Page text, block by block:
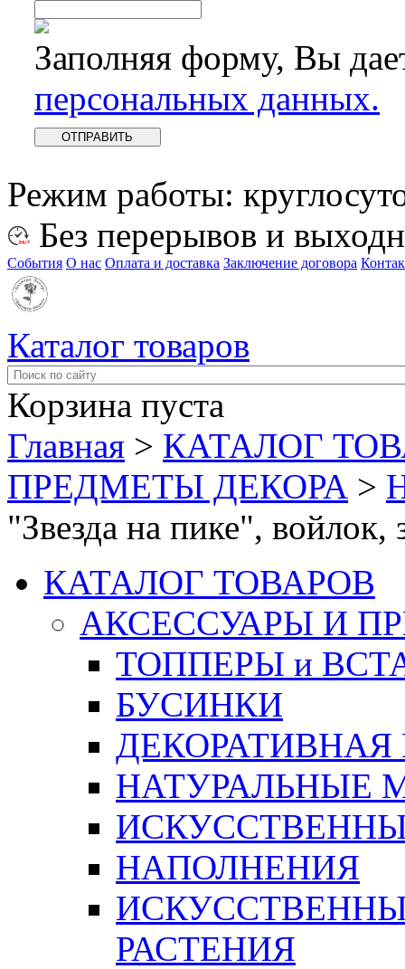
Заполняя форму, Вы
персональных данных.
Режим работы:
Без перерывов и
События О нас Оплата и доставка Заключение договора
Каталог товаров
Корзина пуста
Главная > КАТАЛОГ
ПРЕДМЕТЫ ДЕКОРА >
"Звезда на пике", войлок,
КАТАЛОГ ТОВАРОВ
АКСЕССУАРЫ И
ТОППЕРЫ и
БУСИНКИ
ДЕКОРАТИВНАЯ
НАТУРАЛЬНЫЕ
НАПОЛНЕНИЯ
РАСТЕНИЯ